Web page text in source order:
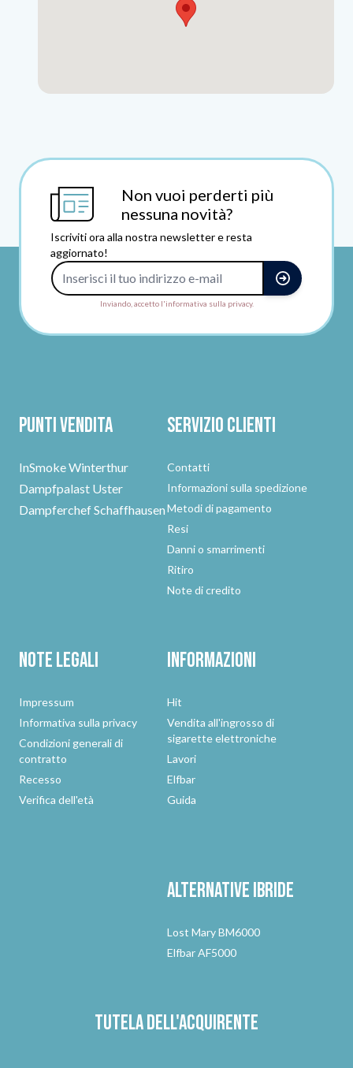
Non vuoi perderti più
nessuna novità?
Iscriviti ora alla nostra newsletter e resta
aggiornato!
Inviando, accetto l'informativa sulla privacy.
Punti vendita
InSmoke Winterthur
Dampfpalast Uster
Dampferchef Schaffhausen
Servizio clienti
Contatti
Informazioni sulla spedizione
Metodi di pagamento
Resi
Danni o smarrimenti
Ritiro
Note di credito
Note legali
Impressum
Informativa sulla privacy
Condizioni generali di
contratto
Recesso
Verifica dell'età
Informazioni
Hit
Vendita all'ingrosso di
sigarette elettroniche
Lavori
Elfbar
Guida
Alternativeibride
Lost Mary BM6000
Elfbar AF5000
Tutela dell'acquirente